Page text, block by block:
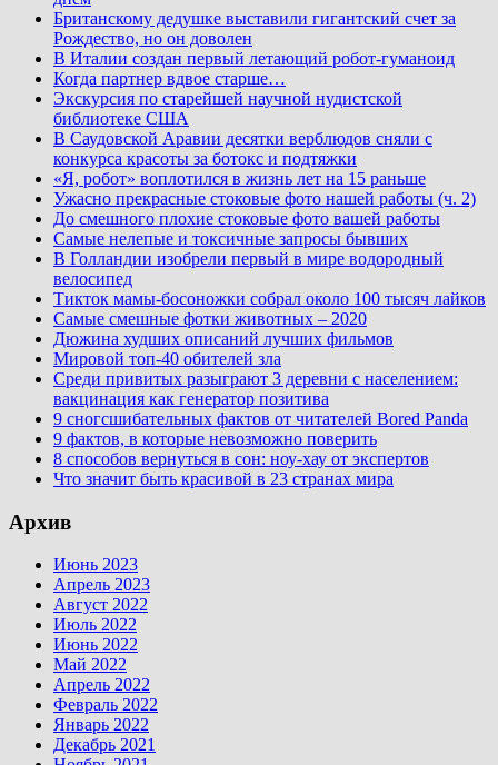
Британскому дедушке выставили гигантский счет за
Рождество, но он доволен
В Италии создан первый летающий робот-гуманоид
Когда партнер вдвое старше…
Экскурсия по старейшей научной нудистской
библиотеке США
В Саудовской Аравии десятки верблюдов сняли с
конкурса красоты за ботокс и подтяжки
«Я, робот» воплотился в жизнь лет на 15 раньше
Ужасно прекрасные стоковые фото нашей работы (ч. 2)
До смешного плохие стоковые фото вашей работы
Самые нелепые и токсичные запросы бывших
В Голландии изобрели первый в мире водородный
велосипед
Тикток мамы-босоножки собрал около 100 тысяч лайков
Самые смешные фотки животных – 2020
Дюжина худших описаний лучших фильмов
Мировой топ-40 обителей зла
Среди привитых разыграют 3 деревни с населением:
вакцинация как генератор позитива
9 сногсшибательных фактов от читателей Bored Panda
9 фактов, в которые невозможно поверить
8 способов вернуться в сон: ноу-хау от экспертов
Что значит быть красивой в 23 странах мира
Архив
Июнь 2023
Апрель 2023
Август 2022
Июль 2022
Июнь 2022
Май 2022
Апрель 2022
Февраль 2022
Январь 2022
Декабрь 2021